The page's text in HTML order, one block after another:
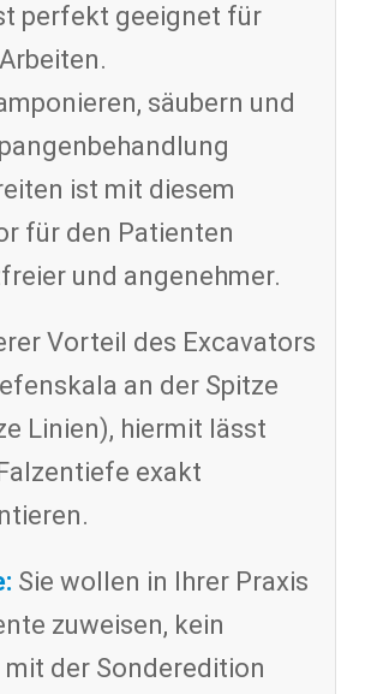
perfekt geeignet für
säubern und
ist mit diesem
für den Patienten
und angenehmer.
Vorteil des Excavators
an der Spitze
Linien), hiermit lässt
exakt
Sie wollen in Ihrer Praxis
zuweisen, kein
mit der Sonderedition